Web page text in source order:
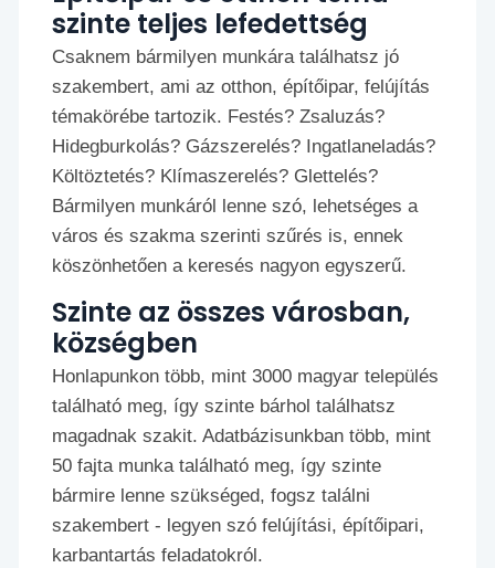
szinte teljes lefedettség
Csaknem bármilyen munkára találhatsz jó
szakembert, ami az otthon, építőipar, felújítás
témakörébe tartozik. Festés? Zsaluzás?
Hidegburkolás? Gázszerelés? Ingatlaneladás?
Költöztetés? Klímaszerelés? Glettelés?
Bármilyen munkáról lenne szó, lehetséges a
város és szakma szerinti szűrés is, ennek
köszönhetően a keresés nagyon egyszerű.
Szinte az összes városban,
községben
Honlapunkon több, mint 3000 magyar település
található meg, így szinte bárhol találhatsz
magadnak szakit. Adatbázisunkban több, mint
50 fajta munka található meg, így szinte
bármire lenne szükséged, fogsz találni
szakembert - legyen szó felújítási, építőipari,
karbantartás feladatokról.